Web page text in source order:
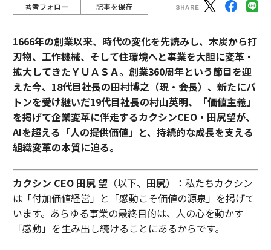
著者フォロー 記事を保存
1666年の創業以来、時代の変化を先読みし、木炭から打
刃物、工作機械、そして住環境へと事業を大胆に変革・
拡大してきたＹＵＡＳＡ。創業360周年という節目を迎
えた今、18代目社長の田村博之（現・会長）、新たにバ
トンを受け継いだ19代目社長の村山英明、「価値主義」
を掲げて企業変革に伴走するカクシンCEO・田尻望が、
AIを超える「人の提供価値」と、持続的な成長を支える
組織変革の本質に迫る。
カクシン CEO 田尻 望（以下、 田尻）：私たちカクシン
は「付加価値経営」と「感動こそ価値の源泉」を掲げて
います。あらゆる事業の最終目的は、人の心を動かす
「感動」を生み出し続けることにあるからです。